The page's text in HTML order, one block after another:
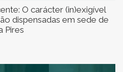
O carácter (in)exigível
dispensadas em sede de
Pires